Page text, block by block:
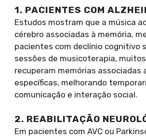
1. PACIENTES COM
Estudos mostram que a música
cérebro associadas à memória,
pacientes com declínio cognitivo
sessões de musicoterapia,
recuperam memórias associadas
específicas, melhorando
comunicação e interação social.
2. REABILITAÇÃO
Em pacientes com AVC ou